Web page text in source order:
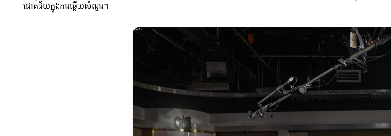
ជោគជ័យក្នុងការឆ្លើយសំណួរ។